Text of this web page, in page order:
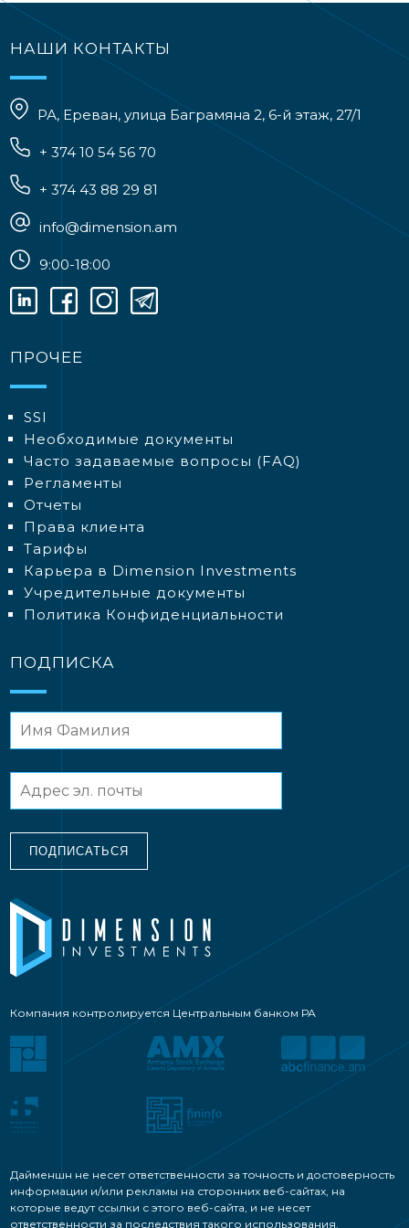
НАШИ КОНТАКТЫ
РА, Ереван, улица Баграмяна 2, 6-й этаж, 27/1
+ 374 10 54 56 70
+ 374 43 88 29 81
info@dimension.am
9:00-18:00
ПРОЧЕЕ
SSI
Необходимые документы
Часто задаваемые вопросы (FAQ)
Регламенты
Отчеты
Права клиента
Тарифы
Карьера в Dimension Investments
Учредительные документы
Политика Конфиденциальности
ПОДПИСКА
ПОДПИСАТЬСЯ
Компания контролируется Центральным банком РА
Дайменшн не несет ответственности за точность и достоверность
информации и/или рекламы на сторонних веб-сайтах, на
которые ведут ссылки с этого веб-сайта, и не несет
ответственности за последствия такого использования.